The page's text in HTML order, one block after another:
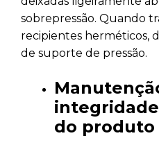
sobrepressão. Quando
recipientes herméticos,
de suporte de pressão.
do produto